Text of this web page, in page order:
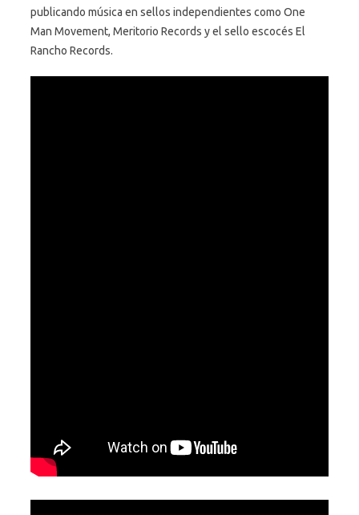
publicando música en sellos independientes como One
Man Movement, Meritorio Records y el sello escocés El
Rancho Records.